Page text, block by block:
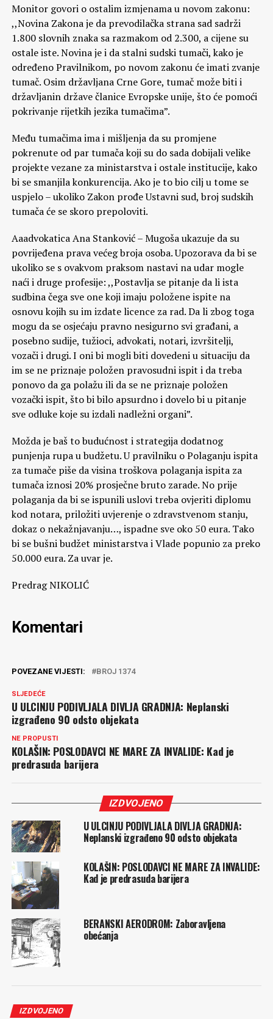
Monitor govori o ostalim izmjenama u novom zakonu:
,,Novina Zakona je da prevodilačka strana sad sadrži
1.800 slovnih znaka sa razmakom od 2.300, a cijene su
ostale iste. Novina je i da stalni sudski tumači, kako je
određeno Pravilnikom, po novom zakonu će imati zvanje
tumač. Osim državljana Crne Gore, tumač može biti i
državljanin države članice Evropske unije, što će pomoći
pokrivanje rijetkih jezika tumačima”.
Među tumačima ima i mišljenja da su promjene
pokrenute od par tumača koji su do sada dobijali velike
projekte vezane za ministarstva i ostale institucije, kako
bi se smanjila konkurencija. Ako je to bio cilj u tome se
uspjelo – ukoliko Zakon prođe Ustavni sud, broj sudskih
tumača će se skoro prepoloviti.
Aaadvokatica Ana Stanković – Mugoša ukazuje da su
povrijeđena prava većeg broja osoba. Upozorava da bi se
ukoliko se s ovakvom praksom nastavi na udar mogle
naći i druge profesije: ,,Postavlja se pitanje da li ista
sudbina čega sve one koji imaju položene ispite na
osnovu kojih su im izdate licence za rad. Da li zbog toga
mogu da se osjećaju pravno nesigurno svi građani, a
posebno sudije, tužioci, advokati, notari, izvršitelji,
vozači i drugi. I oni bi mogli biti dovedeni u situaciju da
im se ne priznaje položen pravosudni ispit i da treba
ponovo da ga polažu ili da se ne priznaje položen
vozački ispit, što bi bilo apsurdno i dovelo bi u pitanje
sve odluke koje su izdali nadležni organi”.
Možda je baš to budućnost i strategija dodatnog
punjenja rupa u budžetu. U pravilniku o Polaganju ispita
za tumače piše da visina troškova polaganja ispita za
tumača iznosi 20% prosječne bruto zarade. No prije
polaganja da bi se ispunili uslovi treba ovjeriti diplomu
kod notara, priložiti uvjerenje o zdravstvenom stanju,
dokaz o nekažnjavanju…, ispadne sve oko 50 eura. Tako
bi se bušni budžet ministarstva i Vlade popunio za preko
50.000 eura. Za uvar je.
Predrag NIKOLIĆ
Komentari
POVEZANE VIJESTI: BROJ 1374
SLJEDEĆE
U ULCINJU PODIVLJALA DIVLJA GRADNJA: Neplanski
izgrađeno 90 odsto objekata
NE PROPUSTI
KOLAŠIN: POSLODAVCI NE MARE ZA INVALIDE: Kad je
predrasuda barijera
IZDVOJENO
U ULCINJU PODIVLJALA DIVLJA GRADNJA:
Neplanski izgrađeno 90 odsto objekata
KOLAŠIN: POSLODAVCI NE MARE ZA INVALIDE:
Kad je predrasuda barijera
BERANSKI AERODROM: Zaboravljena
obećanja
IZDVOJENO